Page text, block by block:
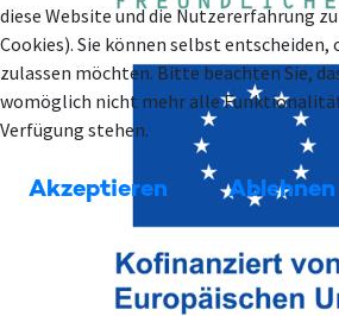
diese Website und die Nutzererfahrung
Cookies). Sie können selbst entscheiden,
zulassen möchten. Bitte beachten Sie,
womöglich nicht mehr alle
Verfügung stehen.
Akzeptieren Ablehnen